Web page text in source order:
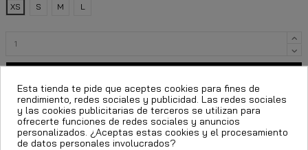
XS
S M L
Esta tienda te pide que aceptes cookies para fines de
rendimiento, redes sociales y publicidad. Las redes sociales
y las cookies publicitarias de terceros se utilizan para
ofrecerte funciones de redes sociales y anuncios
personalizados. ¿Aceptas estas cookies y el procesamiento
de datos personales involucrados?